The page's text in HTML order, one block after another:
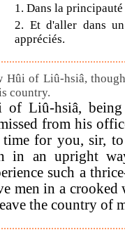
1. Dans la
2. Et d'aller dans
appréciés.
Hûi of Liû-hsiâ,
country.
of Liû-hsiâ,
from his
for you, sir,
in an upright
such a
men in a crooked
the country of